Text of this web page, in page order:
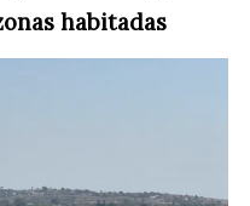
habitadas